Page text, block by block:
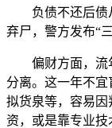
负债不还后债从
弃尸，警方发布“
偏财方面，流年
分离。这一年不
拟货泉等，容易
资，或是靠专业